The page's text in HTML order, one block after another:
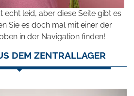
echt leid, aber diese Seite gibt es
Sie es doch mal mit einer der
in der Navigation finden!
DEM ZENTRALLAGER